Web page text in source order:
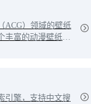
ACG）领域的壁纸
富的动漫壁纸资
引擎，支持中文搜